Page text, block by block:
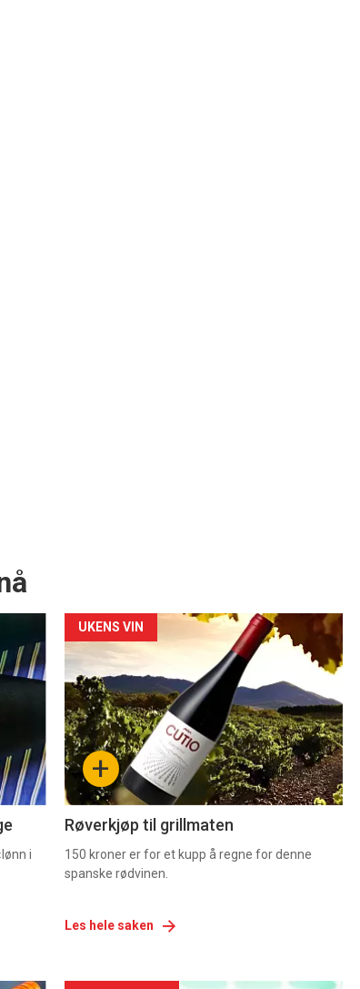
i
Forsiden
akkurat
nå
-
2 +
UKENS VIN
Røverkjøp til grillmaten
150 kroner er for et kupp å regne for denne
spanske rødvinen.
Les hele saken